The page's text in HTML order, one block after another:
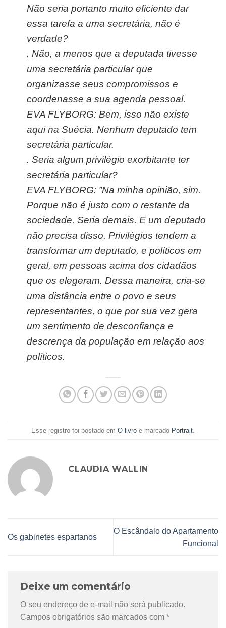
Não seria portanto muito eficiente dar
essa tarefa a uma secretária, não é
verdade?
. Não, a menos que a deputada tivesse
uma secretária particular que
organizasse seus compromissos e
coordenasse a sua agenda pessoal.
EVA FLYBORG: Bem, isso não existe
aqui na Suécia. Nenhum deputado tem
secretária particular.
. Seria algum privilégio exorbitante ter
secretária particular?
EVA FLYBORG: ”Na minha opinião, sim.
Porque não é justo com o restante da
sociedade. Seria demais. E um deputado
não precisa disso. Privilégios tendem a
transformar um deputado, e políticos em
geral, em pessoas acima dos cidadãos
que os elegeram. Dessa maneira, cria-se
uma distância entre o povo e seus
representantes, o que por sua vez gera
um sentimento de desconfiança e
descrença da população em relação aos
políticos.
Esse registro foi postado em O livro e marcado Portrait
CLAUDIA WALLIN
Os gabinetes espartanos
O Escândalo do Apartamento
Funcional
Deixe um comentário
O seu endereço de e-mail não será publicado.
Campos obrigatórios são marcados com *